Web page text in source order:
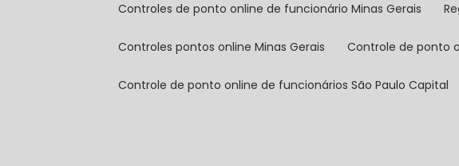
controles de ponto online de funcionário Minas Gerais
controles pontos online Minas Gerais controle de ponto
controle de ponto online de funcionários São Paulo Capital